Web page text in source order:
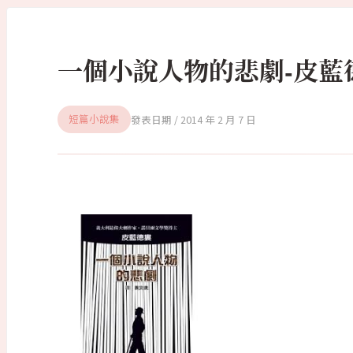
一個小說人物的悲劇-皮藍
短篇小說集 2014 年 2 月 7 日